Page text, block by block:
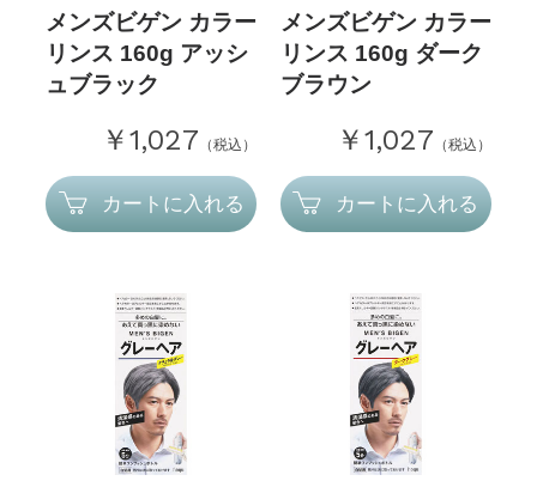
メンズビゲン カラー
リンス 160g アッシ
ュブラック
￥1,027 （税込）
カートに入れる
メンズビゲン カラー
リンス 160g ダーク
ブラウン
￥1,027 （税込）
カートに入れる